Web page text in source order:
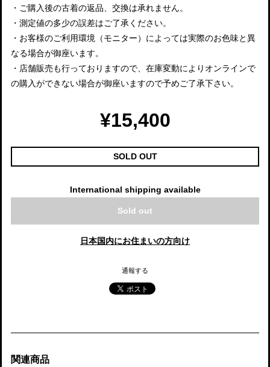
・ご購入後の古着の返品、交換は承れません。
・測定値の多少の誤差はご了承ください。
・お客様のご利用環境（モニター）によっては実際のお色味と異
なる場合が御座います。
・店舗販売も行っておりますので、在庫変動によりオンラインで
の購入ができない場合が御座いますので予めご了承下さい。
¥15,400
SOLD OUT
International shipping available
Sold out
日本国内にお住まいの方向け
通報する
関連商品